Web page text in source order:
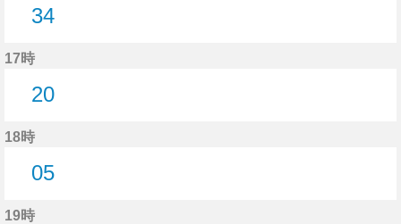
34
17時
20
18時
05
19時